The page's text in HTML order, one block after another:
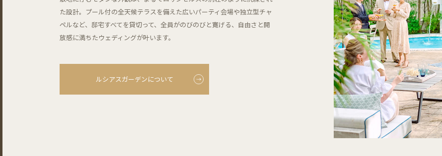
た設計。プール付の全天候テラスを備えた広いパーティ会場や独立型チャ
ペルなど、邸宅すべてを貸切って、全員がのびのびと寛げる、自由さと開
放感に満ちたウェディングが叶います。
ルシアスガーデンについて